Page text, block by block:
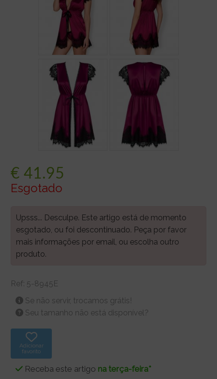
€ 41.95
Esgotado
Upsss... Desculpe. Este artigo está de momento
esgotado, ou foi descontinuado. Peça por favor
mais informações por email, ou escolha outro
produto.
Ref: 5-8945E
Se não servir, trocamos grátis!
Seu tamanho não está disponível?
Adicionar
favorito
Receba este artigo na terça-feira*